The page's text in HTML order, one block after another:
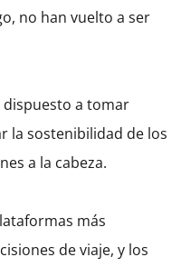
no han vuelto a ser
dispuesto a tomar
la sostenibilidad de los
a la cabeza.
más
de viaje, y los